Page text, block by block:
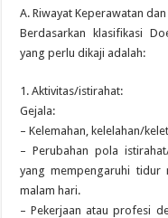
A. Riwayat Keperawatan
Berdasarkan klasifikasi
yang perlu dikaji adalah:
1. Aktivitas/istirahat:
Gejala:
– Kelemahan, kelelahan/
– Perubahan pola
yang mempengaruhi tidur
malam hari.
– Pekerjaan atau profesi